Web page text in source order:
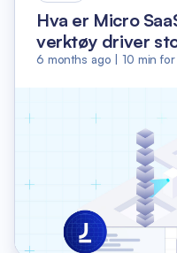
Hva er Micro
verktøy driver
6 months ago |10 min